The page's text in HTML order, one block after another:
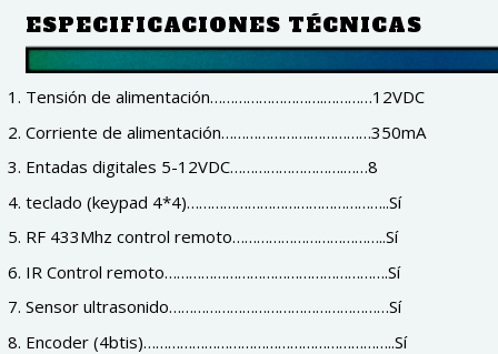
ESPECIFICACIONES TÉCNICAS
Tensión de alimentación……………………….…………12VDC
Corriente de alimentación………………….……………350mA
Entadas digitales 5-12VDC……………………….……8
teclado (keypad 4*4)…………………………………………..Sí
RF 433Mhz control remoto………………………………..Sí
IR Control remoto……………………………………………….Sí
Sensor ultrasonido………………………………………………Sí
Encoder (4btis)……………………………………………………..Sí